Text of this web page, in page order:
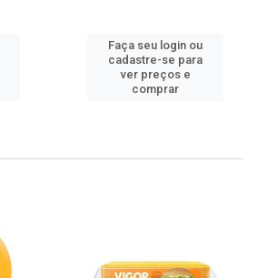
Faça seu login ou
cadastre-se para
ver preços e
comprar